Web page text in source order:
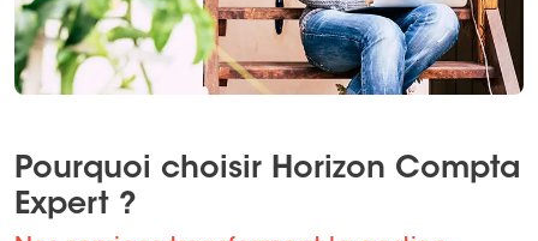
Pourquoi choisir Horizon Compta
Expert ?